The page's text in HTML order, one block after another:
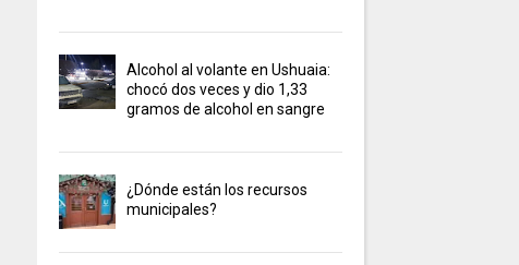
Alcohol al volante en Ushuaia:
chocó dos veces y dio 1,33
gramos de alcohol en sangre
¿Dónde están los recursos
municipales?